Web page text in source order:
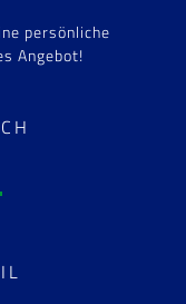
persönliche
Angebot!